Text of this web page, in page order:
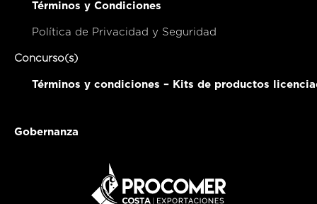
Términos y Condiciones
Política de Privacidad y Seguridad
Concurso(s)
Términos y condiciones – Kits de productos
Gobernanza